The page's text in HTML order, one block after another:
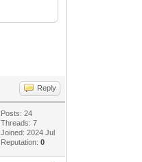
Reply
Posts: 24
Threads: 7
Joined: 2024 Jul
Reputation:0